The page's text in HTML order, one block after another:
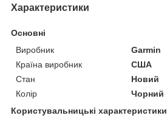
Характеристики
Основні
Виробник
Garmin
Країна виробник
США
Стан
Новий
Колір
Чорний
Користувальницькі характеристики